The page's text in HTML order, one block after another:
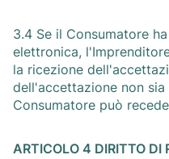
3.4 Se il Consumatore
elettronica,
la ricezione
dell'accettazione non
Consumatore può
ARTICOLO 4 DIRITTO DI